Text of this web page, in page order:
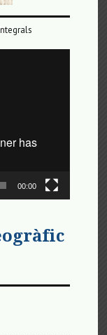
00:00